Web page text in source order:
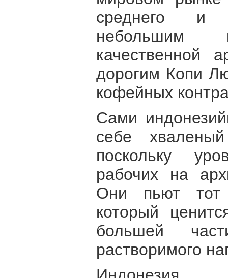
среднего и
небольшим
качественной
дорогим Копи
кофейных
Сами
себе
поскольку
рабочих на
Они пьют тот
который
большей
растворимого